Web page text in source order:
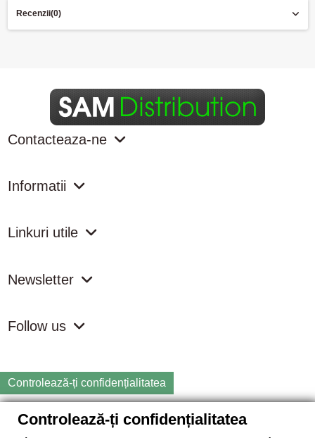
Recenzii(0)
Contacteaza-ne
Informatii
Linkuri utile
Newsletter
Follow us
Controlează-ți confidențialitatea
Copyright
2026 samdistribution.ro - Magazin online cu Produse
Controlează-ți confidențialitatea